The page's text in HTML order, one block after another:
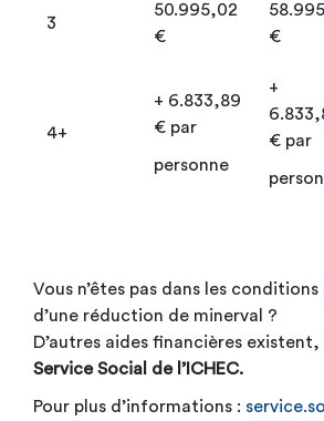
3
50.995,02
€
€
4+
+ 6.833,89
€ par
personne
+
€ par
Vous n’êtes pas dans les
d’une réduction de minerval ?
D’autres aides financières
Service Social de l’ICHEC.
Pour plus d’informations :